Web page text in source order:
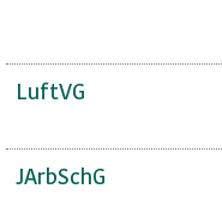
LuftVG
JArbSchG